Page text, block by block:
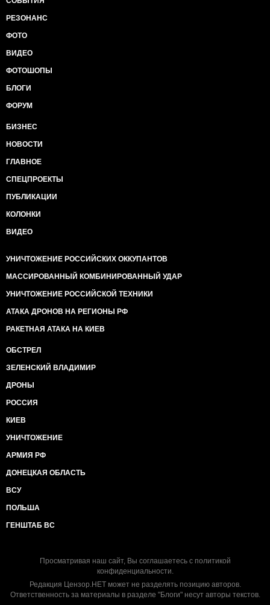
РЕЗОНАНС
ФОТО
ВИДЕО
ФОТОШОПЫ
БЛОГИ
ФОРУМ
БИЗНЕС
НОВОСТИ
ГЛАВНОЕ
СПЕЦПРОЕКТЫ
ПУБЛИКАЦИИ
КОЛОНКИ
ВИДЕО
УНИЧТОЖЕНИЕ РОССИЙСКИХ ОККУПАНТОВ
МАССИРОВАННЫЙ КОМБИНИРОВАННЫЙ УДАР
УНИЧТОЖЕНИЕ РОССИЙСКОЙ ТЕХНИКИ
АТАКА ДРОНОВ НА РЕГИОНЫ РФ
РАКЕТНАЯ АТАКА НА КИЕВ
ОБСТРЕЛ
ЗЕЛЕНСКИЙ ВЛАДИМИР
ДРОНЫ
РОССИЯ
КИЕВ
УНИЧТОЖЕНИЕ
АРМИЯ РФ
ДОНЕЦКАЯ ОБЛАСТЬ
ВСУ
ПОЛЬША
ГЕНШТАБ ВС
Просматривая наш сайт, Вы соглашаетесь с политикой
конфиденциальности.
Редакция Цензор.НЕТ может не разделять позицию авторов.
Ответственность за материалы в разделе "Блоги" несут авторы текстов.